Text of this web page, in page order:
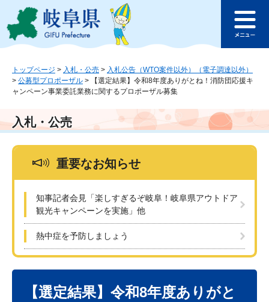
ジ
ュ
本
文
このページの本文へ
ュ
トップページ > 入札・公売 > 入札公告（WTO案件以外）（電子調達以外）
> 公募型プロポーザル >
【選定結果】令和8年度ありがとね！消防団応援キ
ャンペーン事業委託業務に関するプロポーザル募集
入札・公売
重要なお知らせ
知事記者会見「楽しすぎるぞ岐阜！岐阜県アウトドア
観光キャンペーンを実施」他
熱中症を予防しましょう
【選定結果】令和8年度ありがと